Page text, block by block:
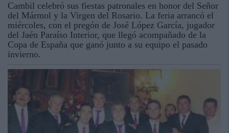
Cambil celebró sus fiestas patronales en honor del Señor
del Mármol y la Virgen del Rosario. La feria arrancó el
miércoles, con el pregón de José López García, jugador
del Jaén Paraíso Interior, que llegó acompañado de la
Copa de España que ganó junto a su equipo el pasado
invierno.